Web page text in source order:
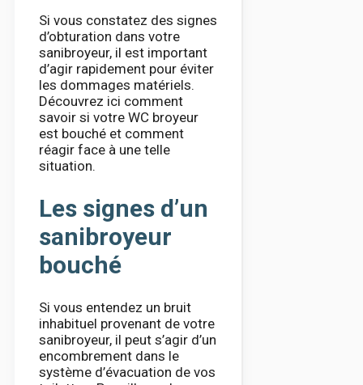
Si vous constatez des signes
d’obturation dans votre
sanibroyeur, il est important
d’agir rapidement pour éviter
les dommages matériels.
Découvrez ici comment
savoir si votre WC broyeur
est bouché et comment
réagir face à une telle
situation.
Les signes d’un
sanibroyeur
bouché
Si vous entendez un bruit
inhabituel provenant de votre
sanibroyeur, il peut s’agir d’un
encombrement dans le
système d’évacuation de vos